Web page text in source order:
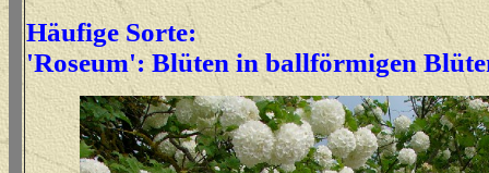
Häufige Sorte:
'Roseum': Blüten in ballförmigen